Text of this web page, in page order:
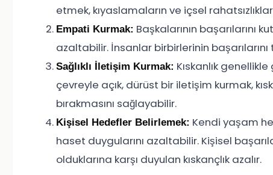
etmek, kıyaslamaların ve içsel
Empati Kurmak: Başkalarının
azaltabilir. İnsanlar birbirlerinin
Sağlıklı İletişim Kurmak: Kıskanlık
çevreyle açık, dürüst bir iletişim kurmak,
bırakmasını sağlayabilir.
Kişisel Hedefler Belirlemek: Kendi yaşam
haset duygularını azaltabilir. Kişisel
olduklarına karşı duyulan kıskançlık azalır.